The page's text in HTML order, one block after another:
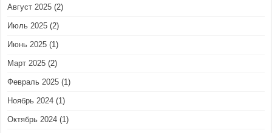
Август 2025 (2)
Июль 2025 (2)
Июнь 2025 (1)
Март 2025 (2)
Февраль 2025 (1)
Ноябрь 2024 (1)
Октябрь 2024 (1)